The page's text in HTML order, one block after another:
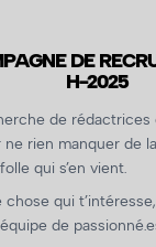
DE
H-2025
de
rien manquer de
qui s’en vient.
chose qui
de